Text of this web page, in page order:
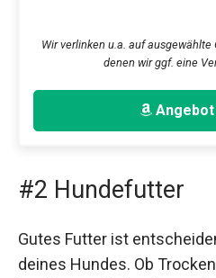
Wir verlinken u.a. auf ausgewählte
denen wir ggf. eine
#2 Hundefutter
Gutes Futter ist
deines Hundes. Ob